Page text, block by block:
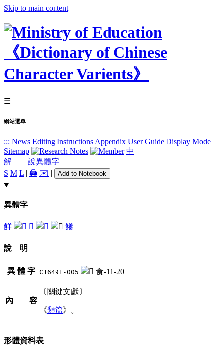
Skip to main content
☰
網站選單
::: News Editing Instructions Appendix User Guide Display Mode
Sitemap
中
解 說異體字
S M L | 🖨️ ✉️ | Add to Notebook
異體字
䬺 𩞭 䭥
說 明
異 體 字 C16491-005 食-11-20
內 容
〔關鍵文獻〕
《類篇》。
形體資料表